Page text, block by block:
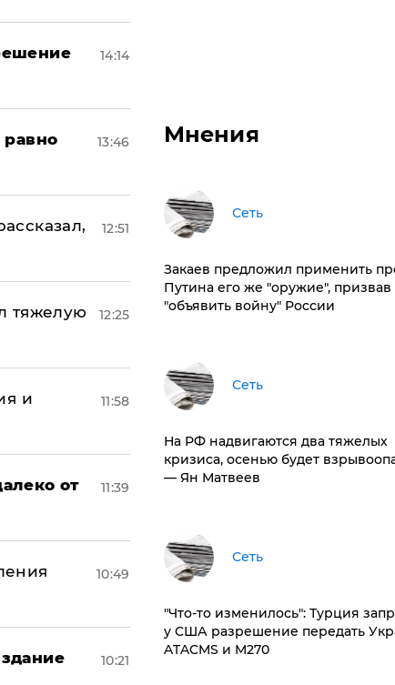
14:14
равно
13:46
12:51
тяжелую
12:25
и
11:58
от
11:39
10:49
10:21
Мнения
Сеть
Закаев предложил применить
Путина его же "оружие", призвав
"объявить войну" России
Сеть
На РФ надвигаются два тяжелых
кризиса, осенью будет
— Ян Матвеев
Сеть
​"Что-то изменилось": Турция
у США разрешение передать
ATACMS и M270